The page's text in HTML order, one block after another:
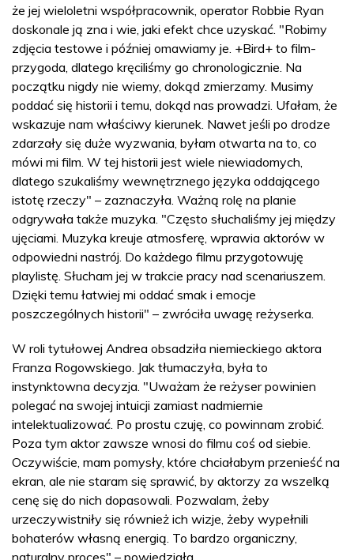
że jej wieloletni współpracownik, operator Robbie Ryan
doskonale ją zna i wie, jaki efekt chce uzyskać. "Robimy
zdjęcia testowe i później omawiamy je. +Bird+ to film-
przygoda, dlatego kręciliśmy go chronologicznie. Na
początku nigdy nie wiemy, dokąd zmierzamy. Musimy
poddać się historii i temu, dokąd nas prowadzi. Ufałam, że
wskazuje nam właściwy kierunek. Nawet jeśli po drodze
zdarzały się duże wyzwania, byłam otwarta na to, co
mówi mi film. W tej historii jest wiele niewiadomych,
dlatego szukaliśmy wewnętrznego języka oddającego
istotę rzeczy" – zaznaczyła. Ważną rolę na planie
odgrywała także muzyka. "Często słuchaliśmy jej między
ujęciami. Muzyka kreuje atmosferę, wprawia aktorów w
odpowiedni nastrój. Do każdego filmu przygotowuję
playlistę. Słucham jej w trakcie pracy nad scenariuszem.
Dzięki temu łatwiej mi oddać smak i emocje
poszczególnych historii" – zwróciła uwagę reżyserka.
W roli tytułowej Andrea obsadziła niemieckiego aktora
Franza Rogowskiego. Jak tłumaczyła, była to
instynktowna decyzja. "Uważam że reżyser powinien
polegać na swojej intuicji zamiast nadmiernie
intelektualizować. Po prostu czuję, co powinnam zrobić.
Poza tym aktor zawsze wnosi do filmu coś od siebie.
Oczywiście, mam pomysły, które chciałabym przenieść na
ekran, ale nie staram się sprawić, by aktorzy za wszelką
cenę się do nich dopasowali. Pozwalam, żeby
urzeczywistniły się również ich wizje, żeby wypełnili
bohaterów własną energią. To bardzo organiczny,
naturalny proces" – powiedziała.